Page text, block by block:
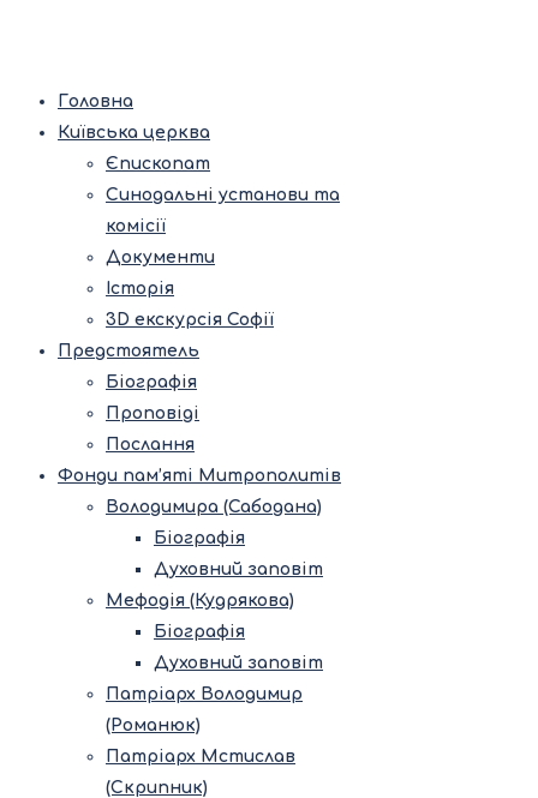
Головна
Київська церква
Єпископат
Синодальні установи та
комісії
Документи
Історія
3D екскурсія Софії
Предстоятель
Біографія
Проповіді
Послання
Фонди пам’яті Митрополитів
Володимира (Сабодана)
Біографія
Духовний заповіт
Мефодія (Кудрякова)
Біографія
Духовний заповіт
Патріарх Володимир
(Романюк)
Патріарх Мстислав
(Скрипник)